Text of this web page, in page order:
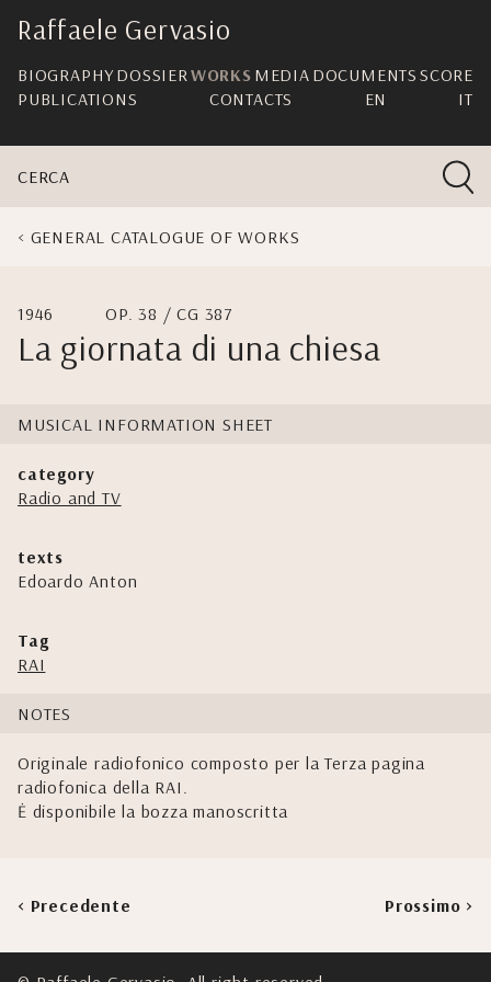
navigation
Raffaele Gervasio
BIOGRAPHYDOSSIERWORKS MEDIA DOCUMENTS SCORE
PUBLICATIONS
CONTACTS EN IT
CERCA
GENERAL CATALOGUE OF WORKS
1946 OP. 38 / CG 387
La giornata di una chiesa
MUSICAL INFORMATION SHEET
category
Radio and TV
texts
Edoardo Anton
Tag
RAI
NOTES
Originale radiofonico composto per la Terza pagina
radiofonica della RAI.
Ė disponibile la bozza manoscritta
< Precedente Prossimo >